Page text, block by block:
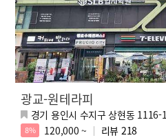
광교-원테라피
경기 용인시 수지구 상현동 1116-1
8% 120,000 ~ 리뷰 218